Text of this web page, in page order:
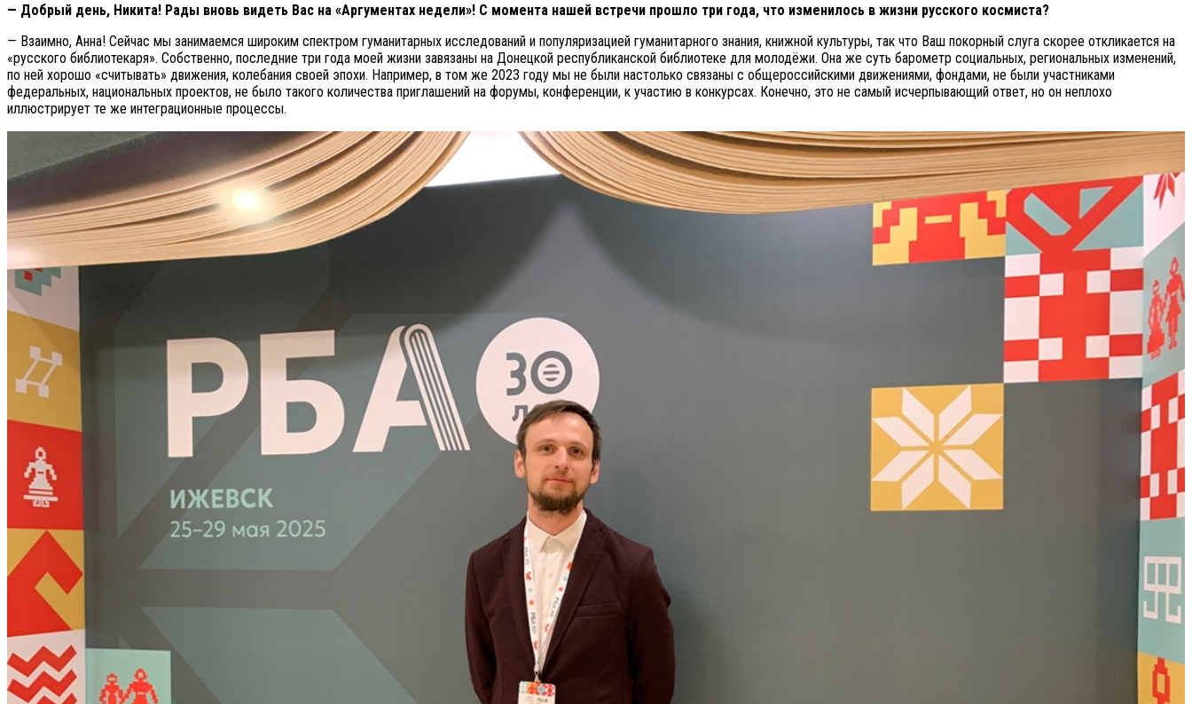
— Добрый день, Никита! Рады вновь видеть Вас на «Аргументах недели»! С момента нашей встречи прошло три года, что изменилось в жизни русского космиста?
— Взаимно, Анна! Сейчас мы занимаемся широким спектром гуманитарных исследований и популяризацией гуманитарного знания, книжной культуры, так что Ваш покорный слуга скорее откликается на
«русского библиотекаря». Собственно, последние три года моей жизни завязаны на Донецкой республиканской библиотеке для молодёжи. Она же суть барометр социальных, региональных изменений,
по ней хорошо «считывать» движения, колебания своей эпохи. Например, в том же 2023 году мы не были настолько связаны с общероссийскими движениями, фондами, не были участниками
федеральных, национальных проектов, не было такого количества приглашений на форумы, конференции, к участию в конкурсах. Конечно, это не самый исчерпывающий ответ, но он неплохо
иллюстрирует те же интеграционные процессы.